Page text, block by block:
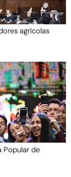
agrícolas
Popular de